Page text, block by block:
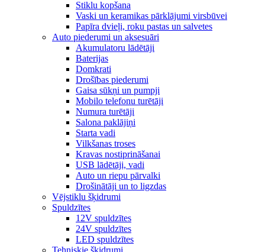
Stiklu kopšana
Vaski un keramikas pārklājumi virsbūvei
Papīra dvieļi, roku pastas un salvetes
Auto piederumi un aksesuāri
Akumulatoru lādētāji
Baterijas
Domkrati
Drošības piederumi
Gaisa sūkņi un pumpji
Mobilo telefonu turētāji
Numura turētāji
Salona paklājiņi
Starta vadi
Vilkšanas troses
Kravas nostiprināšanai
USB lādētāji, vadi
Auto un riepu pārvalki
Drošinātāji un to ligzdas
Vējstiklu šķidrumi
Spuldzītes
12V spuldzītes
24V spuldzītes
LED spuldzītes
Tehniskie šķidrumi